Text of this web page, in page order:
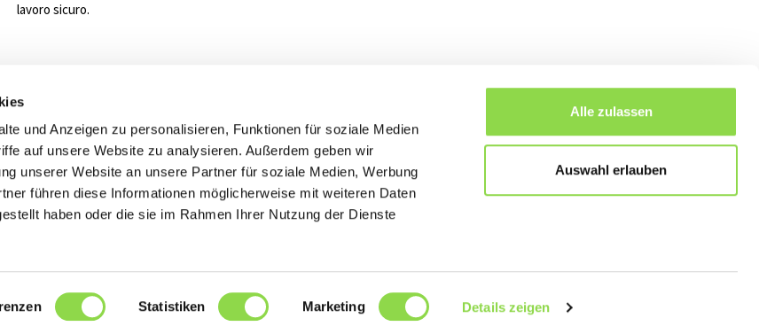
und Anzeigen zu personalisieren, Funktionen für soziale Medien
auf unsere Website zu analysieren. Außerdem geben wir
unserer Website an unsere Partner für soziale Medien, Werbung
führen diese Informationen möglicherweise mit weiteren Daten
haben oder die sie im Rahmen Ihrer Nutzung der Dienste
Statistiken Marketing Details zeigen
Alle zulassen
Auswahl erlauben
lavoro sicuro.
Impressum / Iinformativa sulla privacy